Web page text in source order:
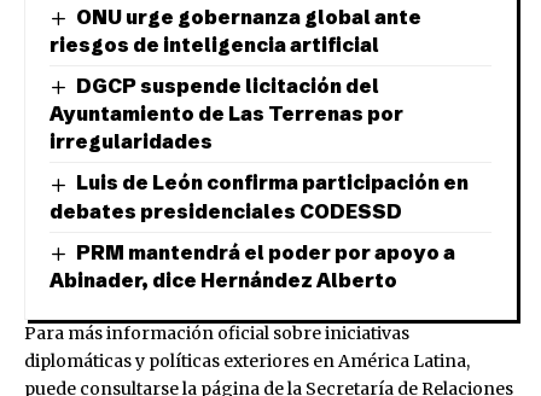
ONU urge gobernanza global ante
riesgos de inteligencia artificial
DGCP suspende licitación del
Ayuntamiento de Las Terrenas por
irregularidades
Luis de León confirma participación en
debates presidenciales CODESSD
PRM mantendrá el poder por apoyo a
Abinader, dice Hernández Alberto
Para más información oficial sobre iniciativas
diplomáticas y políticas exteriores en América Latina,
puede consultarse la página de la Secretaría de Relaciones